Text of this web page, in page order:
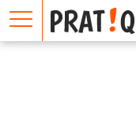
E
m
a